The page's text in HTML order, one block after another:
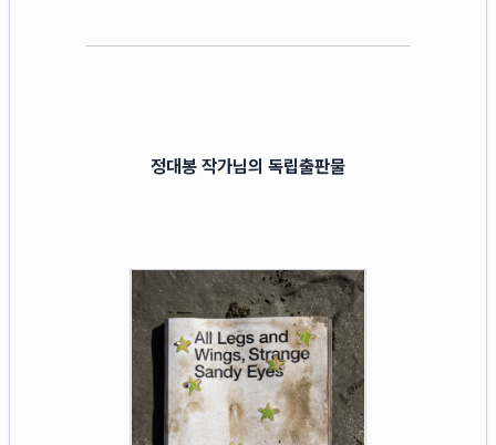
정대봉 작가님의 독립출판물